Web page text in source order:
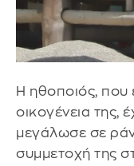
Η ηθοποιός, που
οικογένεια της,
μεγάλωσε σε
συμμετοχή της